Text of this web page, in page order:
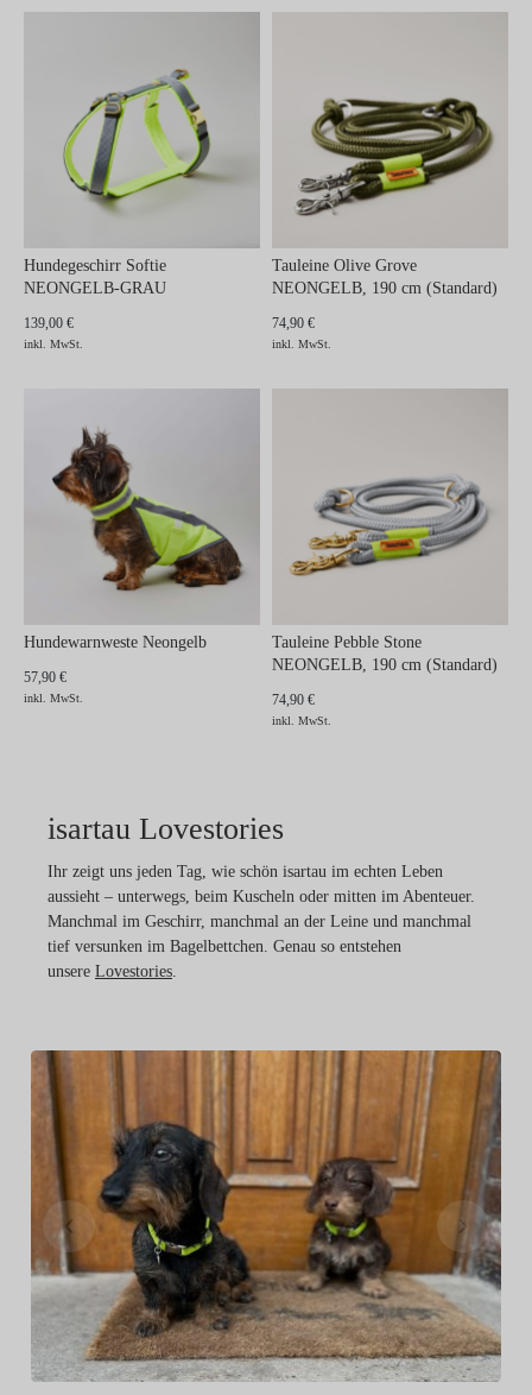
Hundegeschirr Softie
NEONGELB-GRAU
139,00 €
inkl. MwSt.
Tauleine Olive Grove
NEONGELB, 190 cm (Standard)
74,90 €
inkl. MwSt.
Hundewarnweste Neongelb
57,90 €
inkl. MwSt.
Tauleine Pebble Stone
NEONGELB, 190 cm (Standard)
74,90 €
inkl. MwSt.
isartau Lovestories
Ihr zeigt uns jeden Tag, wie schön isartau im echten Leben
aussieht – unterwegs, beim Kuscheln oder mitten im Abenteuer.
Manchmal im Geschirr, manchmal an der Leine und manchmal
tief versunken im Bagelbettchen. Genau so entstehen
unsere Lovestories.